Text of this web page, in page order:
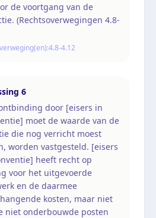
de voortgang van de
(Rechtsoverwegingen 4.8-
4.8-4.12
6
door [eisers in
moet de waarde van de
die nog verricht moest
worden vastgesteld. [eisers
heeft recht op
voor het uitgevoerde
en de daarmee
kosten, maar niet
niet onderbouwde posten